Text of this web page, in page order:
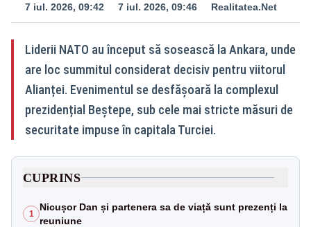
7 iul. 2026, 09:42 7 iul. 2026, 09:46 Realitatea.Net
Liderii NATO au început să sosească la Ankara, unde
are loc summitul considerat decisiv pentru viitorul
Alianței. Evenimentul se desfășoară la complexul
prezidențial Beştepe, sub cele mai stricte măsuri de
securitate impuse în capitala Turciei.
CUPRINS
1
Nicușor Dan și partenera sa de viață sunt prezenți la
reuniune